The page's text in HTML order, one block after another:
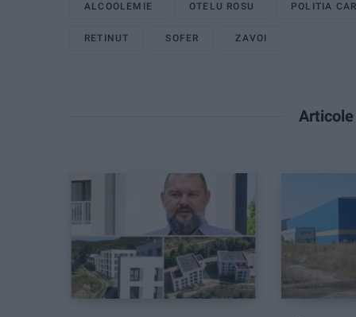
ALCOOLEMIE OTELU ROSU POLITIA
RETINUT SOFER ZAVOI